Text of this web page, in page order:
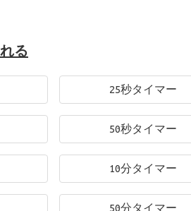
る
25秒タイマー
50秒タイマー
10分タイマー
50分タイマー